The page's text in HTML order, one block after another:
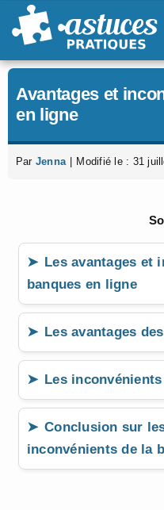
Passer
au
Avantages et
en ligne
Par Jenna Modifié le : 31
Les avantages et
banques en ligne
Les avantages
Les
Conclusion sur
inconvénients de la